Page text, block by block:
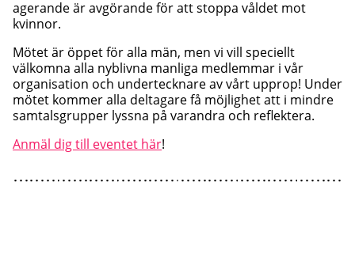
agerande är avgörande för att stoppa våldet mot
kvinnor.
Mötet är öppet för alla män, men vi vill speciellt
välkomna alla nyblivna manliga medlemmar i vår
organisation och undertecknare av vårt upprop! Under
mötet kommer alla deltagare få möjlighet att i mindre
samtalsgrupper lyssna på varandra och reflektera.
Anmäl dig till eventet här!